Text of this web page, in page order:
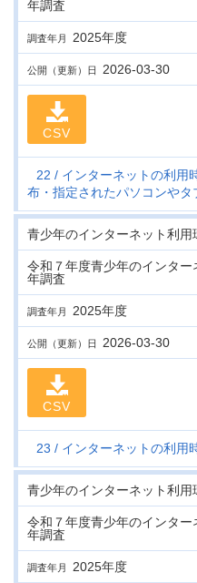
年調査
調査年月 2025年度
公開（更新）日 2026-03-30
CSV
22 インターネットの利用
布・指定されたパソコンやタ
青少年のインターネット利用
令和７年度青少年のインタ
年調査
調査年月 2025年度
公開（更新）日 2026-03-30
CSV
23 インターネットの利用
青少年のインターネット利用
令和７年度青少年のインタ
年調査
調査年月 2025年度